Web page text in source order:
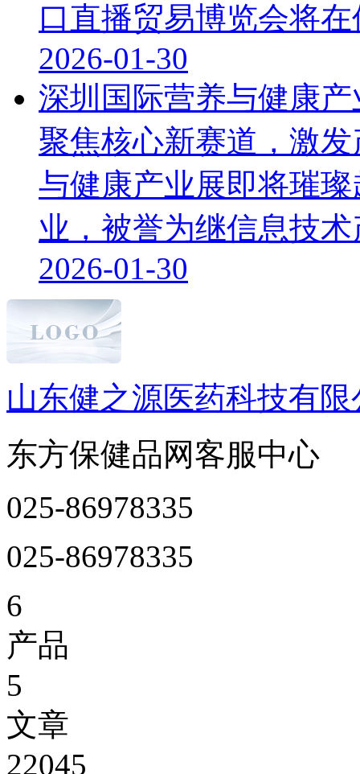
口直播贸易博览会将
2026-01-30
深圳国际营养与健康
聚焦核心新赛道，激
与健康产业展即将璀
业，被誉为继信息技
2026-01-30
山东健之源医药科技有限
东方保健品网客服中心
025-86978335
025-86978335
6
产品
5
文章
22045